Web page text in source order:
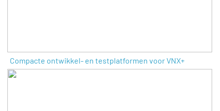
Compacte ontwikkel- en testplatformen voor VNX+